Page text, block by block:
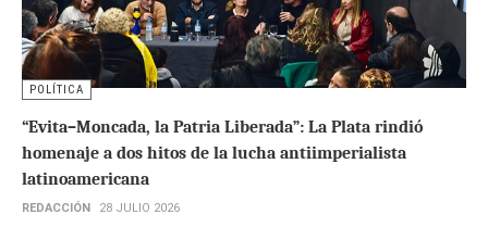
POLÍTICA
“Evita–Moncada, la Patria Liberada”: La Plata rindió
homenaje a dos hitos de la lucha antiimperialista
latinoamericana
REDACCIÓN 28 JULIO 2026